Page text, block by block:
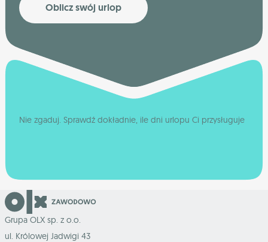
Oblicz swój urlop
Nie zgaduj. Sprawdź dokładnie, ile dni urlopu Ci przysługuje
Grupa OLX sp. z o.o.
ul. Królowej Jadwigi 43